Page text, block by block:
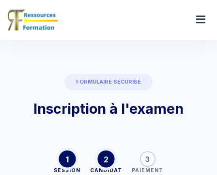
FORMULAIRE SÉCURISÉ
Inscription à l'examen
1
SESSION
2
CANDIDAT
3
PAIEMENT